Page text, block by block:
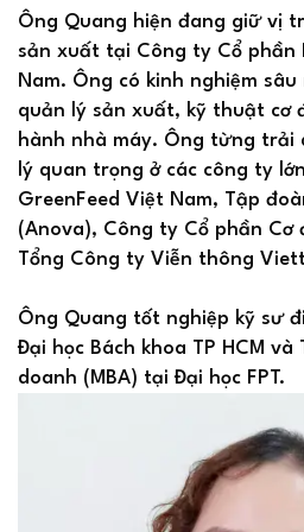
Ông Quang hiện đang giữ vị
sản xuất tại Công ty Cổ phần
Nam. Ông có kinh nghiệm
quản lý sản xuất, kỹ thuật cơ
hành nhà máy. Ông từng trải
lý quan trọng ở các công ty
GreenFeed Việt Nam, Tập
(Anova), Công ty Cổ phần Cơ
Tổng Công ty Viễn thông
Ông Quang tốt nghiệp kỹ sư
Đại học Bách khoa TP HCM
doanh (MBA) tại Đại học FPT.